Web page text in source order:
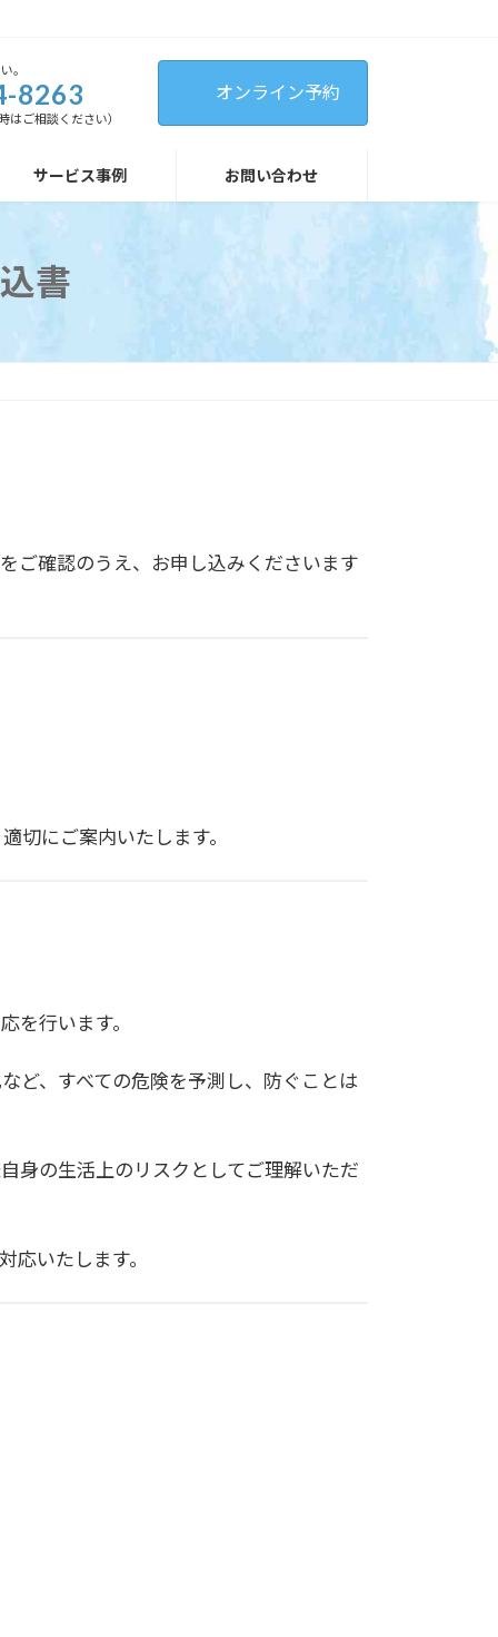
。
8263
はご相談ください）
オンライン予約
サービス事例 お問い合わせ
書
ご確認のうえ、お申し込みくださいます
切にご案内いたします。
を行います。
ど、すべての危険を予測し、防ぐことは
身の生活上のリスクとしてご理解いただ
いたします。